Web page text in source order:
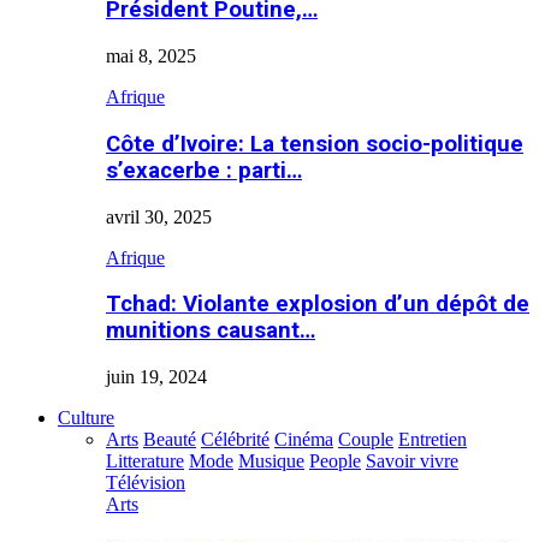
Président Poutine,…
mai 8, 2025
Afrique
Côte d’Ivoire: La tension socio-politique
s’exacerbe : parti…
avril 30, 2025
Afrique
Tchad: Violante explosion d’un dépôt de
munitions causant…
juin 19, 2024
Culture
Arts Beauté Célébrité Cinéma Couple Entretien
Litterature Mode Musique People Savoir vivre
Télévision
Arts